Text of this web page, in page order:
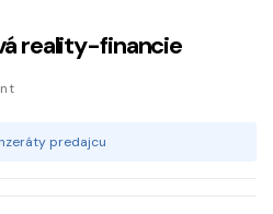
reality-financie
predajcu